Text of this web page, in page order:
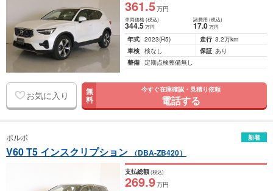
361.5万円
車両価格(税込)
344.5万円
諸費用 (税込)
17.0 万円
年式 2023(R5) 走行 3.2万km
車検 検なし 保証 あり
整備 定期点検整備無し
お気に入り 無
料
今すぐ在庫確認・見積り依頼
電話する
ボルボ 新着
V60 T5 インスクリプション （DBA-ZB420）
支払総額(税込)
269.9万円